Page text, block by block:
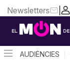
|
Newsletters
AUDIÈNCIES